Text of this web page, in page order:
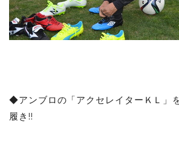
◆アンブロの「アクセレイターＫＬ」
履き!!